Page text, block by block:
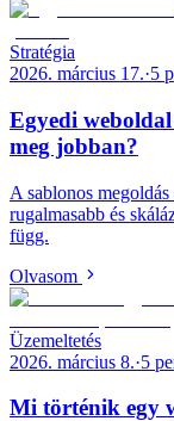
Stratégia
2026. március 17.·5
Egyedi
meg jobban?
A sablonos
rugalmasabb és
függ.
Olvasom
Üzemeltetés
2026. március 8.·5
Mi történik egy